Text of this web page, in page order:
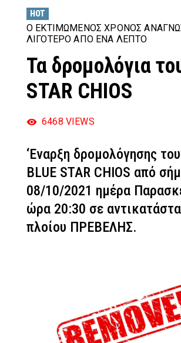
HOT
Ο ΕΚΤΙΜΏΜΕΝΟΣ ΧΡΌΝΟΣ
ΛΙΓΌΤΕΡΟ ΑΠΌ ΈΝΑ ΛΕΠΤΌ
Τα δρομολόγια
STAR CHIOS
6468 VIEWS
‘Εναρξη δρομολόγησης
BLUE STAR CHIOS από
08/10/2021 ημέρα
ώρα 20:30 σε
πλοίου ΠΡΕΒΕΛΗΣ.